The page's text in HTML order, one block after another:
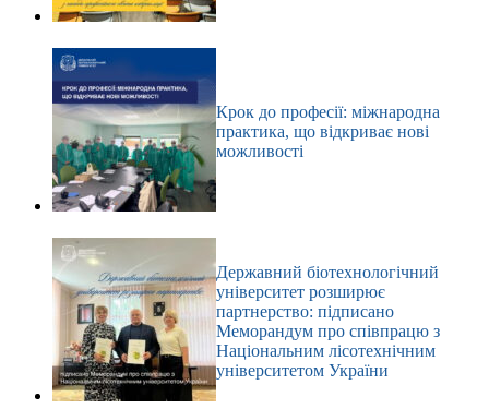
Крок до професії: міжнародна
практика, що відкриває нові
можливості
Державний біотехнологічний
університет розширює
партнерство: підписано
Меморандум про співпрацю з
Національним лісотехнічним
університетом України